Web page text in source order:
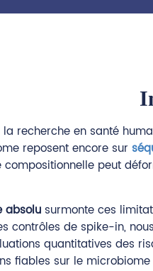
recherche en santé
reposent encore sur
peut
absolu surmonte ces
contrôles de spike-in,
quantitatives des
fiables sur le